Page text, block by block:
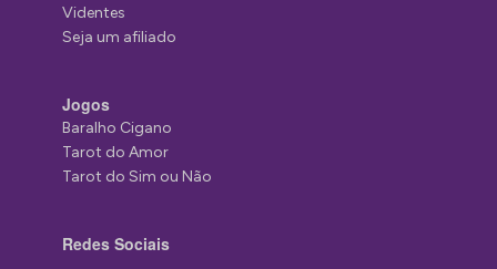
Videntes
Seja um afiliado
Jogos
Baralho Cigano
Tarot do Amor
Tarot do Sim ou Não
Redes Sociais